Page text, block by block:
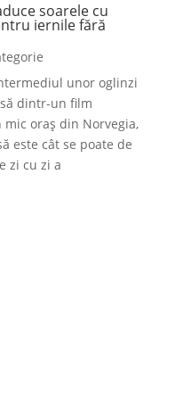
soarele cu
iernile fără
unor oglinzi
dintr-un film
oraș din Norvegia,
este cât se poate de
zi cu zi a